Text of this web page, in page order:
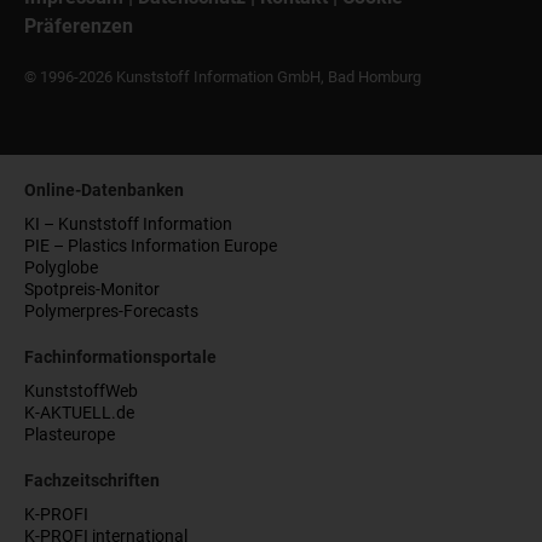
Präferenzen
© 1996-2026 Kunststoff Information GmbH, Bad Homburg
Online-Datenbanken
KI – Kunststoff Information
PIE – Plastics Information Europe
Polyglobe
Spotpreis-Monitor
Polymerpres-Forecasts
Fachinformationsportale
KunststoffWeb
K-AKTUELL.de
Plasteurope
Fachzeitschriften
K-PROFI
K-PROFI international